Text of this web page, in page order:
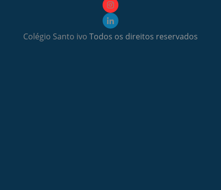
Colégio Santo ivo Todos os direitos reservados